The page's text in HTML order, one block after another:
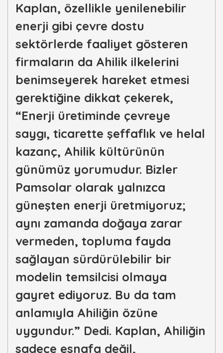
Kaplan, özellikle yenilenebilir
enerji gibi çevre dostu
sektörlerde faaliyet gösteren
firmaların da Ahilik ilkelerini
benimseyerek hareket etmesi
gerektiğine dikkat çekerek,
“Enerji üretiminde çevreye
saygı, ticarette şeffaflık ve helal
kazanç, Ahilik kültürünün
günümüz yorumudur. Bizler
Pamsolar olarak yalnızca
güneşten enerji üretmiyoruz;
aynı zamanda doğaya zarar
vermeden, topluma fayda
sağlayan sürdürülebilir bir
modelin temsilcisi olmaya
gayret ediyoruz. Bu da tam
anlamıyla Ahiliğin özüne
uygundur.” Dedi. Kaplan, Ahiliğin
sadece esnafa değil,